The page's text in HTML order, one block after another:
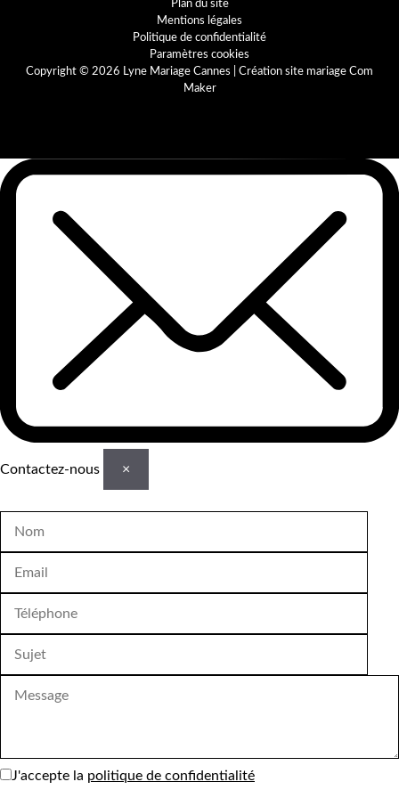
Plan du site
Mentions légales
Politique de confidentialité
Paramètres cookies
Copyright © 2026 Lyne Mariage Cannes | Création site mariage Com
Maker
Contactez-nous ×
J'accepte la politique de confidentialité